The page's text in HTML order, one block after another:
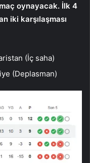
oynayacak. İlk 4
iki karşılaşması
(İç saha)
(Deplasman)